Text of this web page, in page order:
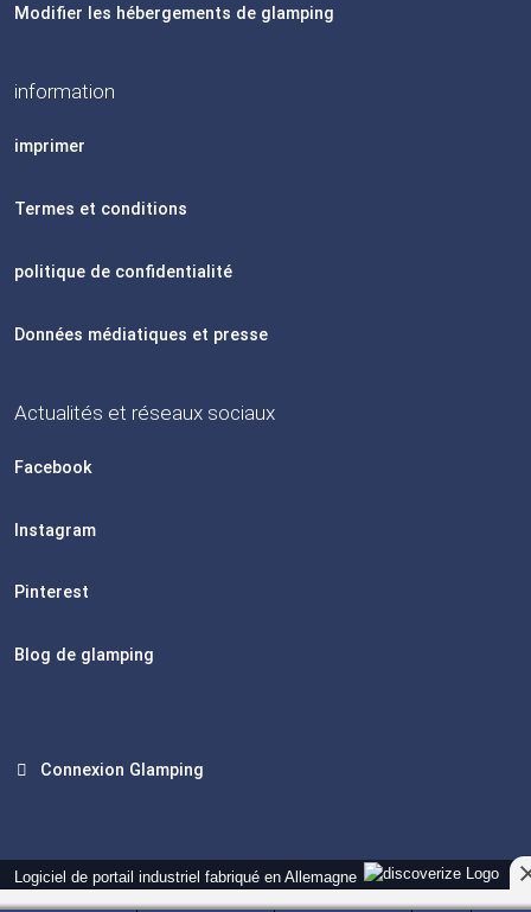
Modifier les hébergements de glamping
information
imprimer
Termes et conditions
politique de confidentialité
Données médiatiques et presse
Actualités et réseaux sociaux
Facebook
Instagram
Pinterest
Blog de glamping
Connexion Glamping
Logiciel de portail industriel fabriqué en Allemagne